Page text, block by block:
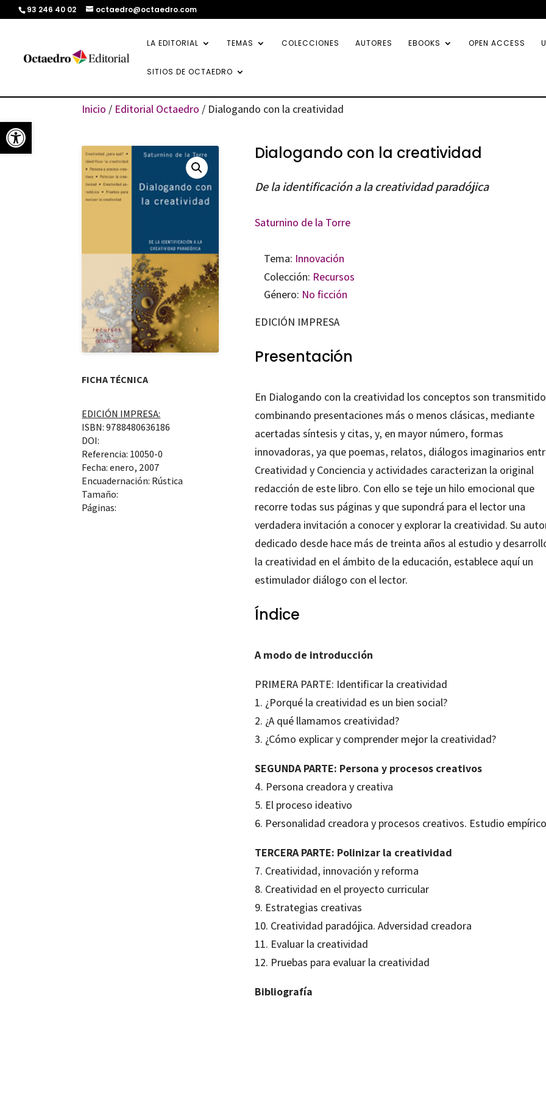
Abrir barra de herramientas
93 246 40 02 octaedro@octaedro.com
LA EDITORIAL TEMAS COLECCIONES AUTORES EBOOKS OPEN ACCESS
SITIOS DE OCTAEDRO
Inicio / Editorial Octaedro / Dialogando con la creatividad
FICHA TÉCNICA
EDICIÓN IMPRESA:
ISBN: 9788480636186
DOI:
Referencia: 10050-0
Fecha: enero, 2007
Encuadernación: Rústica
Tamaño:
Páginas:
Dialogando con la creatividad
De la identificación a la creatividad paradójica
Saturnino de la Torre
Tema: Innovación
Colección: Recursos
Género: No ficción
EDICIÓN IMPRESA
Presentación
En Dialogando con la creatividad los conceptos son
combinando presentaciones más o menos clásicas, mediante
acertadas síntesis y citas, y, en mayor número, formas
innovadoras, ya que poemas, relatos, diálogos imaginarios
Creatividad y Conciencia y actividades caracterizan la original
redacción de este libro. Con ello se teje un hilo emocional que
recorre todas sus páginas y que supondrá para el lector una
verdadera invitación a conocer y explorar la creatividad. Su
dedicado desde hace más de treinta años al estudio y
la creatividad en el ámbito de la educación, establece aquí un
estimulador diálogo con el lector.
Índice
A modo de introducción
PRIMERA PARTE: Identificar la creatividad
1. ¿Porqué la creatividad es un bien social?
2. ¿A qué llamamos creatividad?
3. ¿Cómo explicar y comprender mejor la creatividad?
SEGUNDA PARTE: Persona y procesos creativos
4. Persona creadora y creativa
5. El proceso ideativo
6. Personalidad creadora y procesos creativos. Estudio empírico
TERCERA PARTE: Polinizar la creatividad
7. Creatividad, innovación y reforma
8. Creatividad en el proyecto curricular
9. Estrategias creativas
10. Creatividad paradójica. Adversidad creadora
11. Evaluar la creatividad
12. Pruebas para evaluar la creatividad
Bibliografía